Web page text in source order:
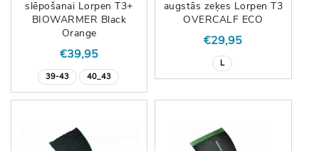
slēpošanai Lorpen T3+
BIOWARMER Black
Orange
€39,95
39-43 40_43
augstās zeķes Lorpen T3
OVERCALF ECO
€29,95
L